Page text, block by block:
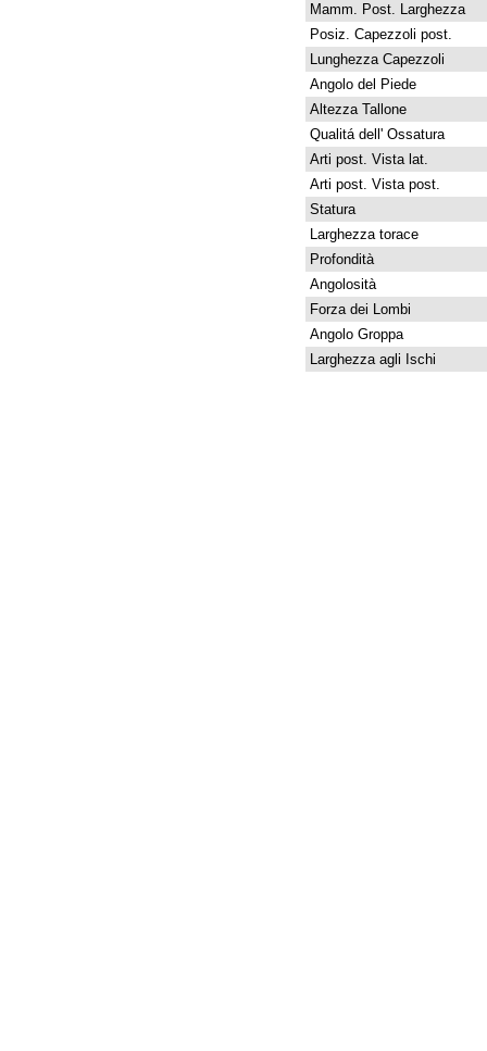
Mamm. Post. Larghezza
Posiz. Capezzoli post.
Lunghezza Capezzoli
Angolo del Piede
Altezza Tallone
Qualitá dell' Ossatura
Arti post. Vista lat.
Arti post. Vista post.
Statura
Larghezza torace
Profondità
Angolosità
Forza dei Lombi
Angolo Groppa
Larghezza agli Ischi